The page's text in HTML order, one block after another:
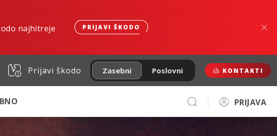
najhitreje
PRIJAVI ŠKODO
Prijavi škodo Zasebni Poslovni KONTAKTI
PRIJAVA